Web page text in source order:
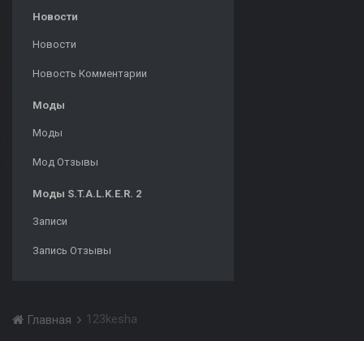
Новости
Новости
Новость Комментарии
Моды
Моды
Мод Отзывы
Моды S.T.A.L.K.E.R. 2
Записи
Запись Отзывы
Главная 123kesha